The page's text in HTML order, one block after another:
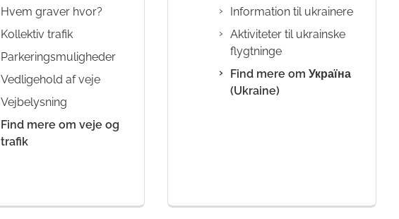
Hvem graver hvor?
Kollektiv trafik
Parkeringsmuligheder
Vedligehold af veje
Vejbelysning
Find mere om veje og
trafik
Information til ukrainere
Aktiviteter til ukrainske
flygtninge
Find mere om Україна
(Ukraine)